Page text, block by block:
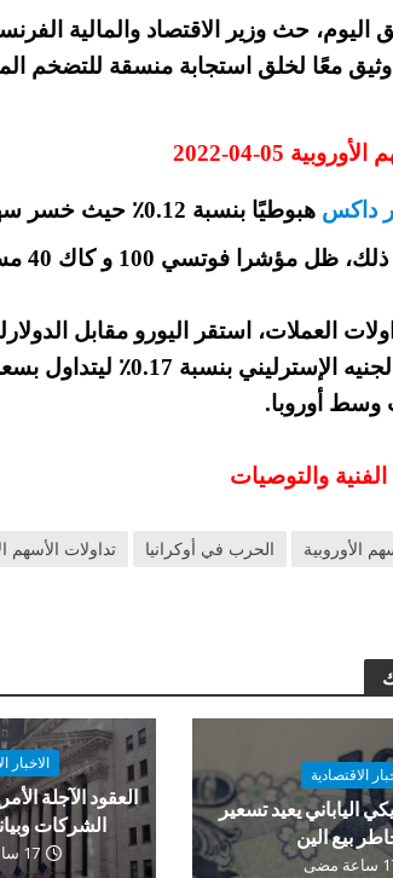
حث وزير الاقتصاد والمالية
معًا لخلق استجابة منسقة للتضخم
05-04-2022
داكس هبوطيًا بنسبة 0.12٪ حيث خسر سهم هنيكل بنسبة 2.38٪.
فوتسي 100 و كاك 40 مستقرين عند الافتتاح.
وسط أوروبا.
الفنية والتوصيات
الأوروبية الحرب في أوكرانيا تداولات الأسهم
الاقتصادية
الياباني يعيد تسعير
بيع الين
مضى
الاخبار
العقود الآجلة
الشركات
17 ساعة مضى